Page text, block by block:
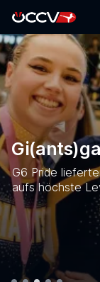
Home
Video Center
ÖCCV.at
G6 Pride
aufs höchste